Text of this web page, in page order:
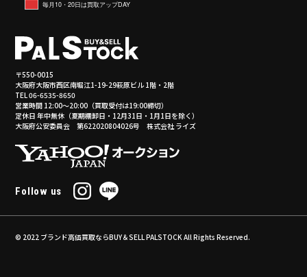
毎月10・20日は買取アップDAY
〒550-0015
大阪府大阪市西区南堀江1-19-29萩原ビル 1階・2階
TEL 06-6535-8650
営業時間 12:00～20:00（買取受付は19:00締切）
定休日 年中無休（夏期棚卸日・12月31日・1月1日を除く）
大阪府公安委員会 第622020804026号 株式会社 ライズ
Follow us
© 2022 ブランド高価買取ならBUY＆SELL PALSTOCK All Rights Reserved.